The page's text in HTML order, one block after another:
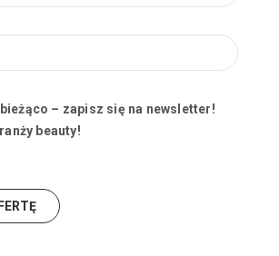
bieżąco – zapisz się na newsletter!
beauty!